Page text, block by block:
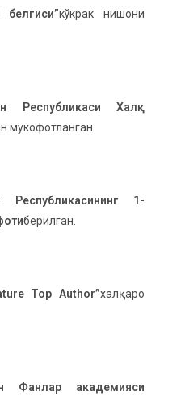
белгиси”кўкрак нишони
Республикаси Халқ
мукофотланган.
Республикасининг 1-
берилган.
Top Author”халқаро
Фанлар академияси